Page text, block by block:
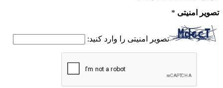
تصویر امنیتی *
تصویر امنیتی را وارد کنید: